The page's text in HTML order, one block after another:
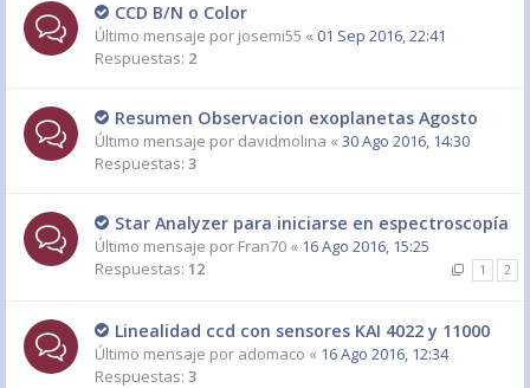
CCD B/N o Color
Último mensaje por josemi55 « 01 Sep 2016, 22:41
Respuestas: 2
Resumen Observacion exoplanetas Agosto
Último mensaje por davidmolina « 30 Ago 2016, 14:30
Respuestas: 3
Star Analyzer para iniciarse en espectroscopía
Último mensaje por Fran70 « 16 Ago 2016, 15:25
Respuestas: 12 1 2
Linealidad ccd con sensores KAI 4022 y 11000
Último mensaje por adomaco « 16 Ago 2016, 12:34
Respuestas: 3